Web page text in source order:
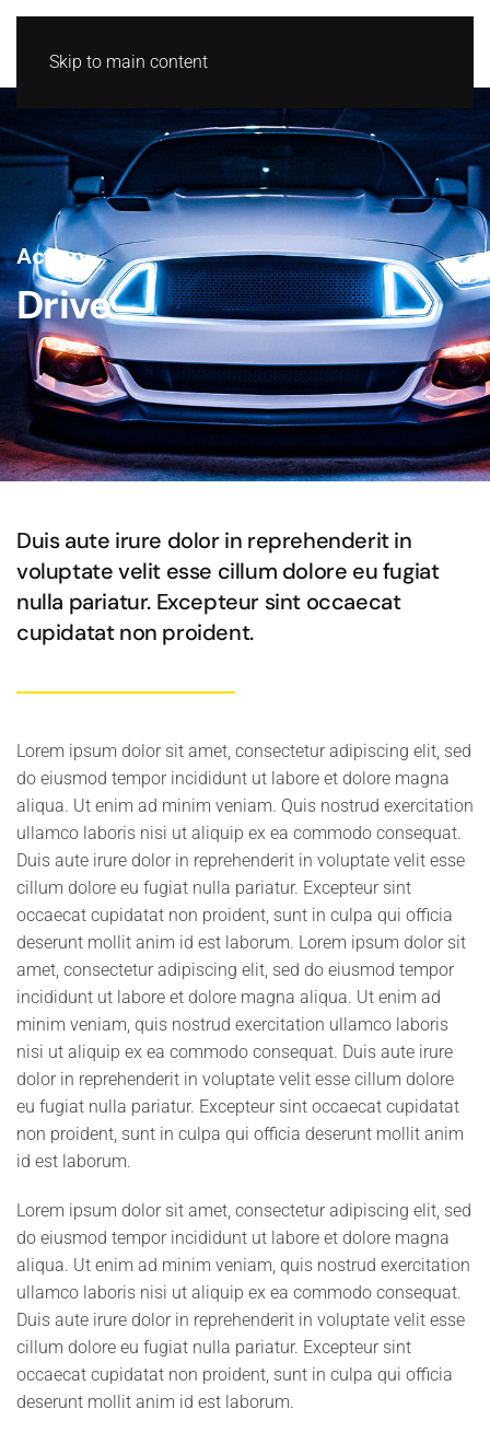
Skip to main content
Action
Drive
Duis aute irure dolor in reprehenderit in
voluptate velit esse cillum dolore eu fugiat
nulla pariatur. Excepteur sint occaecat
cupidatat non proident.
Lorem ipsum dolor sit amet, consectetur adipiscing elit, sed
do eiusmod tempor incididunt ut labore et dolore magna
aliqua. Ut enim ad minim veniam. Quis nostrud exercitation
ullamco laboris nisi ut aliquip ex ea commodo consequat.
Duis aute irure dolor in reprehenderit in voluptate velit esse
cillum dolore eu fugiat nulla pariatur. Excepteur sint
occaecat cupidatat non proident, sunt in culpa qui officia
deserunt mollit anim id est laborum. Lorem ipsum dolor sit
amet, consectetur adipiscing elit, sed do eiusmod tempor
incididunt ut labore et dolore magna aliqua. Ut enim ad
minim veniam, quis nostrud exercitation ullamco laboris
nisi ut aliquip ex ea commodo consequat. Duis aute irure
dolor in reprehenderit in voluptate velit esse cillum dolore
eu fugiat nulla pariatur. Excepteur sint occaecat cupidatat
non proident, sunt in culpa qui officia deserunt mollit anim
id est laborum.
Lorem ipsum dolor sit amet, consectetur adipiscing elit, sed
do eiusmod tempor incididunt ut labore et dolore magna
aliqua. Ut enim ad minim veniam, quis nostrud exercitation
ullamco laboris nisi ut aliquip ex ea commodo consequat.
Duis aute irure dolor in reprehenderit in voluptate velit esse
cillum dolore eu fugiat nulla pariatur. Excepteur sint
occaecat cupidatat non proident, sunt in culpa qui officia
deserunt mollit anim id est laborum.